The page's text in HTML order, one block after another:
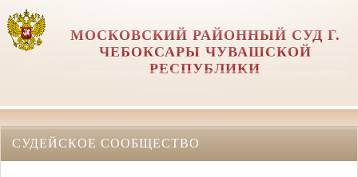
МОСКОВСКИЙ РАЙОННЫЙ СУД Г.
ЧЕБОКСАРЫ ЧУВАШСКОЙ
РЕСПУБЛИКИ
СУДЕЙСКОЕ СООБЩЕСТВО